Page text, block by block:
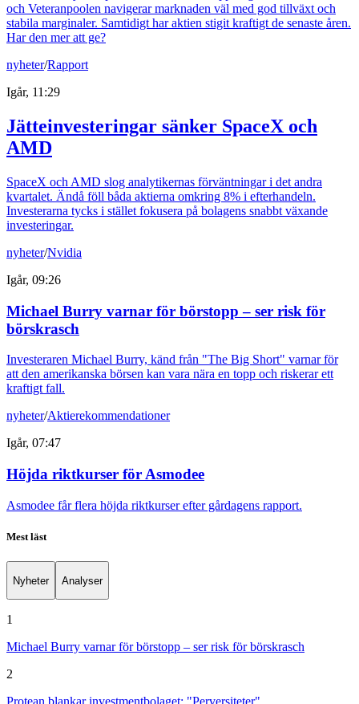
och Veteranpoolen navigerar marknaden väl med god tillväxt och
stabila marginaler. Samtidigt har aktien stigit kraftigt de senaste åren.
Har den mer att ge?
nyheter/Rapport
Igår, 11:29
Jätteinvesteringar sänker SpaceX och
AMD
SpaceX och AMD slog analytikernas förväntningar i det andra
kvartalet. Ändå föll båda aktierna omkring 8% i efterhandeln.
Investerarna tycks i stället fokusera på bolagens snabbt växande
investeringar.
nyheter/Nvidia
Igår, 09:26
Michael Burry varnar för börstopp – ser risk för
börskrasch
Investeraren Michael Burry, känd från "The Big Short" varnar för
att den amerikanska börsen kan vara nära en topp och riskerar ett
kraftigt fall.
nyheter/Aktierekommendationer
Igår, 07:47
Höjda riktkurser för Asmodee
Asmodee får flera höjda riktkurser efter gårdagens rapport.
Mest läst
Nyheter Analyser
1
Michael Burry varnar för börstopp – ser risk för börskrasch
2
Protean blankar investmentbolaget: "Perversiteter"